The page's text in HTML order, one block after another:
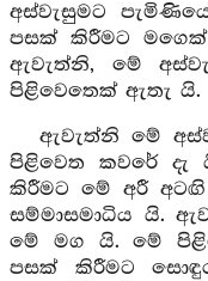
අස්වැසුමට
පසක් කිරීමට
ඇවැත්නි, මේ
පිළිවෙතෙක් ඇතැ යි.
ඇවැත්නි මේ
පිළිවෙත කවරේ
කිරීමට මේ අරී
සම්මාසමාධිය යි.
මේ මග යි. මේ
පසක් කිරීමට